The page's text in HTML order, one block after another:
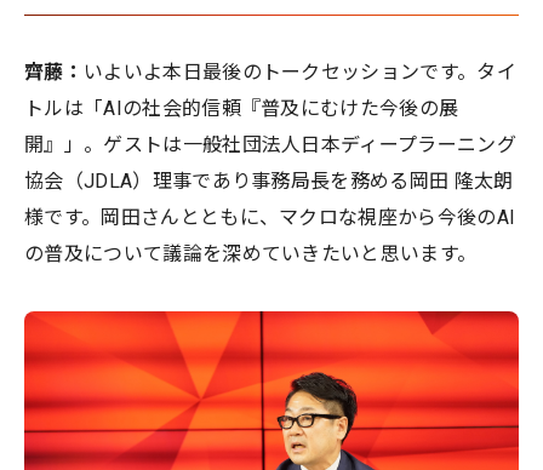
齊藤： いよいよ本日最後のトークセッションです。タイ
トルは「AIの社会的信頼『普及にむけた今後の展
開』」。ゲストは一般社団法人日本ディープラーニング
協会（JDLA）理事であり事務局長を務める岡田 隆太朗
様です。岡田さんとともに、マクロな視座から今後のAI
の普及について議論を深めていきたいと思います。